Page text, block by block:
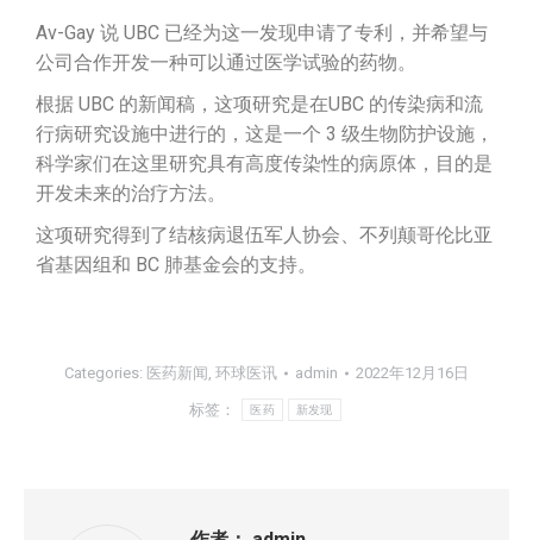
Av-Gay 说 UBC 已经为这一发现申请了专利，并希望与
公司合作开发一种可以通过医学试验的药物。
根据 UBC 的新闻稿，这项研究是在UBC 的传染病和流
行病研究设施中进行的，这是一个 3 级生物防护设施，
科学家们在这里研究具有高度传染性的病原体，目的是
开发未来的治疗方法。
这项研究得到了结核病退伍军人协会、不列颠哥伦比亚
省基因组和 BC 肺基金会的支持。
Categories: 医药新闻, 环球医讯 admin 2022年12月16日
标签： 医药 新发现